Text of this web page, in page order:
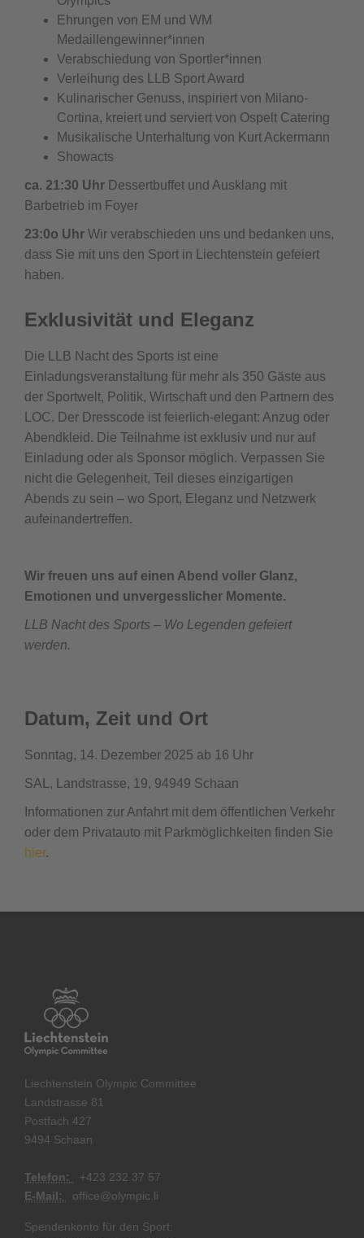
Ehrungen von EM und WM
Medaillengewinner*innen
Verabschiedung von Sportler*innen
Verleihung des LLB Sport Award
Kulinarischer Genuss, inspiriert von Milano-
Cortina, kreiert und serviert von Ospelt Catering
Musikalische Unterhaltung von Kurt Ackermann
Showacts
ca. 21:30 Uhr Dessertbuffet und Ausklang mit
Barbetrieb im Foyer
23:0o Uhr Wir verabschieden uns und bedanken uns,
dass Sie mit uns den Sport in Liechtenstein gefeiert
haben.
Exklusivität und Eleganz
Die LLB Nacht des Sports ist eine
Einladungsveranstaltung für mehr als 350 Gäste aus
der Sportwelt, Politik, Wirtschaft und den Partnern des
LOC. Der Dresscode ist feierlich-elegant: Anzug oder
Abendkleid. Die Teilnahme ist exklusiv und nur auf
Einladung oder als Sponsor möglich. Verpassen Sie
nicht die Gelegenheit, Teil dieses einzigartigen
Abends zu sein – wo Sport, Eleganz und Netzwerk
aufeinandertreffen.
Wir freuen uns auf einen Abend voller Glanz,
Emotionen und unvergesslicher Momente.
LLB Nacht des Sports – Wo Legenden gefeiert
werden.
Datum, Zeit und Ort
Sonntag, 14. Dezember 2025 ab 16 Uhr
SAL, Landstrasse, 19, 94949 Schaan
Informationen zur Anfahrt mit dem öffentlichen Verkehr
oder dem Privatauto mit Parkmöglichkeiten finden Sie
hier.
Liechtenstein Olympic Committee
Landstrasse 81
Postfach 427
9494 Schaan
Telefon: +423 232 37 57
E-Mail:
office@olympic.li
Spendenkonto für den Sport: